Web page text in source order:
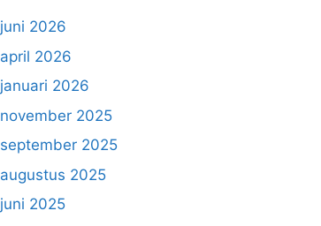
juni 2026
april 2026
januari 2026
november 2025
september 2025
augustus 2025
juni 2025